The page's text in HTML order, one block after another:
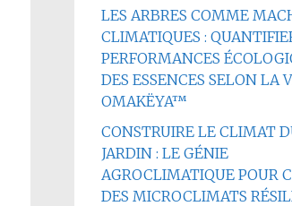
LES ARBRES COMME
CLIMATIQUES :
PERFORMANCES
DES ESSENCES SELON LA
OMAKËYA™
CONSTRUIRE LE CLIMAT
JARDIN : LE GÉNIE
AGROCLIMATIQUE POUR
DES MICROCLIMATS